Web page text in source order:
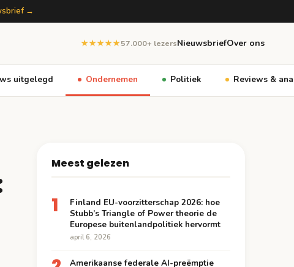
→
★★★★★57.000+ lezersNieuwsbriefOver ons
uitgelegd Ondernemen Politiek Reviews &
Meest gelezen
1
Finland EU-voorzitterschap 2026: hoe
Stubb’s Triangle of Power theorie de
Europese buitenlandpolitiek hervormt
april 6, 2026
Amerikaanse federale AI-preëmptie